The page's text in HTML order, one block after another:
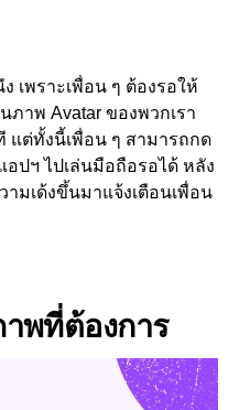
เพราะเพื่อน ๆ ต้องรอให้
าพ Avatar ของพวกเรา
แต่ทั้งนี้เพื่อน ๆ สามารถกด
ปฯ ไปเล่นมือถือรอได้ หลัง
มเด้งขึ้นมาแจ้งเตือนเพื่อน
พที่ต้องการ